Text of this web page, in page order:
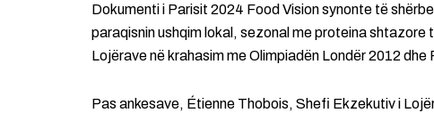
Dokumenti i Parisit 2024 Food Vision synonte të
paraqisnin ushqim lokal, sezonal me proteina
Lojërave në krahasim me Olimpiadën Londër 2012 dhe
Pas ankesave, Étienne Thobois, Shefi Ekzekutiv i